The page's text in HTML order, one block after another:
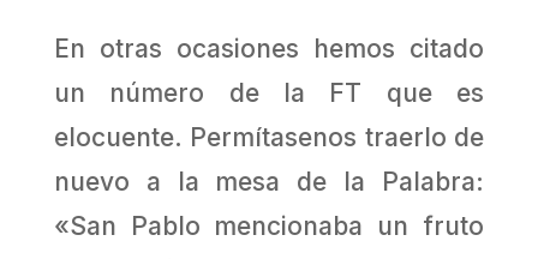
En otras ocasiones hemos citado
un número de la FT que es
elocuente. Permítasenos traerlo de
nuevo a la mesa de la Palabra:
«San Pablo mencionaba un fruto